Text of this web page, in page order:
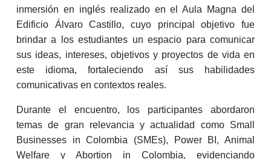
inmersión en inglés realizado en el Aula Magna del
Edificio Álvaro Castillo, cuyo principal objetivo fue
brindar a los estudiantes un espacio para comunicar
sus ideas, intereses, objetivos y proyectos de vida en
este idioma, fortaleciendo así sus habilidades
comunicativas en contextos reales.
Durante el encuentro, los participantes abordaron
temas de gran relevancia y actualidad como Small
Businesses in Colombia (SMEs), Power BI, Animal
Welfare y Abortion in Colombia, evidenciando